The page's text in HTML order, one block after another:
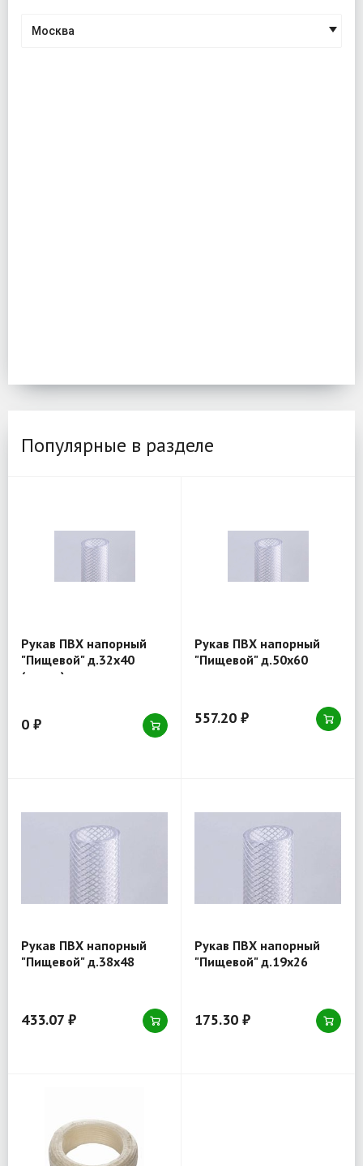
Москва
Популярные в разделе
Рукав ПВХ напорный
"Пищевой" д.32х40
(товар)
0 ₽
Рукав ПВХ напорный
"Пищевой" д.50х60
557.20 ₽
Рукав ПВХ напорный
"Пищевой" д.38х48
433.07 ₽
Рукав ПВХ напорный
"Пищевой" д.19х26
175.30 ₽